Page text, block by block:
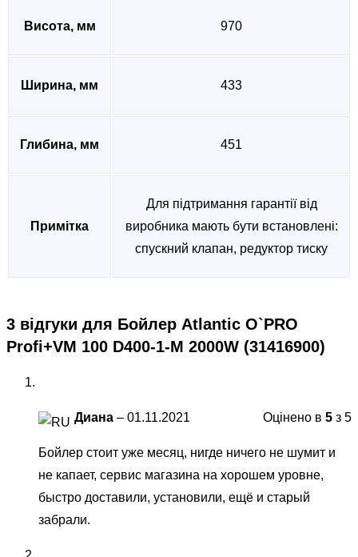
Висота, мм 970
Ширина, мм 433
Глибина, мм 451
Примітка
Для підтримання гарантії від
виробника мають бути встановлені:
спускний клапан, редуктор тиску
3 відгуки для Бойлер Atlantic O`PRO
Profi+VM 100 D400-1-М 2000W (31416900)
Оцінено в 5 з 5
Диана – 01.11.2021
Бойлер стоит уже месяц, нигде ничего не шумит и
не капает, сервис магазина на хорошем уровне,
быстро доставили, установили, ещё и старый
забрали.